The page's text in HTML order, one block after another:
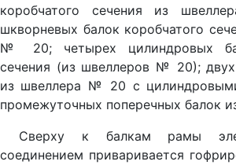
коробчатого сечения из
шкворневых балок коробчатого
№ 20; четырех цилиндровых
сечения (из швеллеров № 20);
из швеллера № 20 с
промежуточных поперечных балок
Сверху к балкам рамы
соединением приваривается